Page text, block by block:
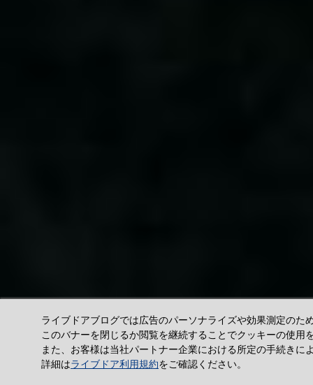
ライブドアブログでは広告のパーソナライズや効果測定のた
このバナーを閉じるか閲覧を継続することでクッキーの使用
また、お客様は当社パートナー企業における所定の手続き
詳細はライブドア利用規約をご確認ください。